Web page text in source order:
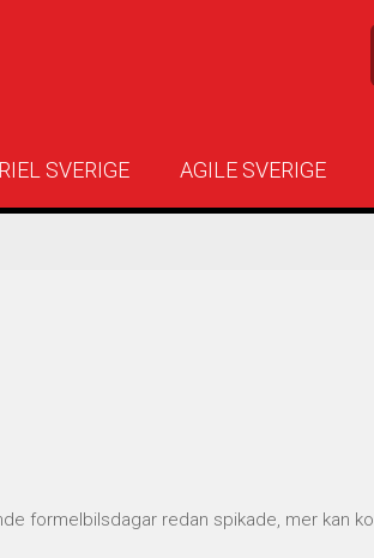
SVERIGE AGILE SVERIGE
formelbilsdagar redan spikade, mer kan